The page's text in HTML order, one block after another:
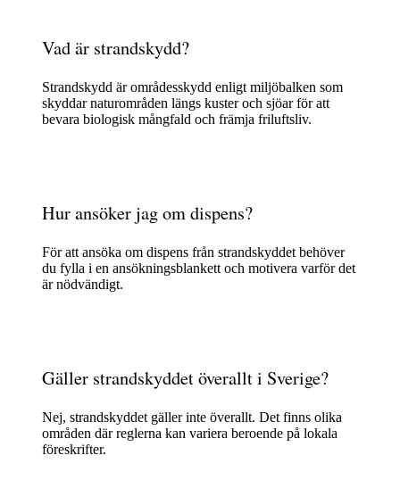
Vad är strandskydd?
Strandskydd är områdesskydd enligt miljöbalken som
skyddar naturområden längs kuster och sjöar för att
bevara biologisk mångfald och främja friluftsliv.
Hur ansöker jag om dispens?
För att ansöka om dispens från strandskyddet behöver
du fylla i en ansökningsblankett och motivera varför det
är nödvändigt.
Gäller strandskyddet överallt i Sverige?
Nej, strandskyddet gäller inte överallt. Det finns olika
områden där reglerna kan variera beroende på lokala
föreskrifter.